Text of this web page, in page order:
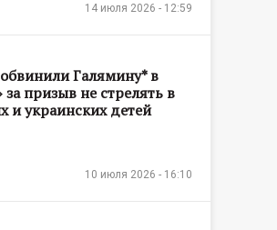
14 июля 2026 - 12:59
Галямину* в
призыв не стрелять в
и украинских детей
10 июля 2026 - 16:10